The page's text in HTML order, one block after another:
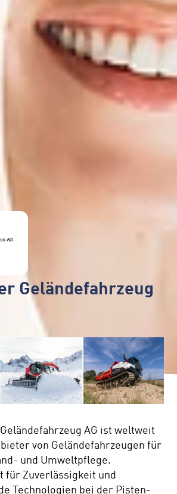
Geländefahrzeug
AG ist weltweit
von Geländefahrzeugen für
und Umweltpflege.
für Zuverlässigkeit und
Technologien bei der Pisten-